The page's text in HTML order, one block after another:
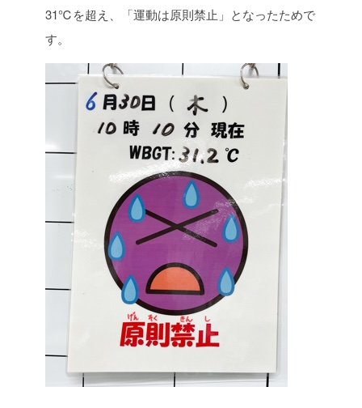
31℃を超え、「運動は原則禁止」となったためで
す。